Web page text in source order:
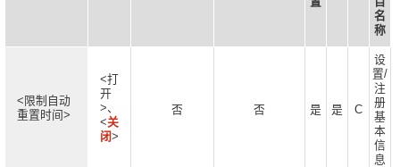
名
称
<限制自动
重置时间>
<打
开
>、
<关
闭>
否 否 是 是 C
设
置/
注
册
基
本
信
息